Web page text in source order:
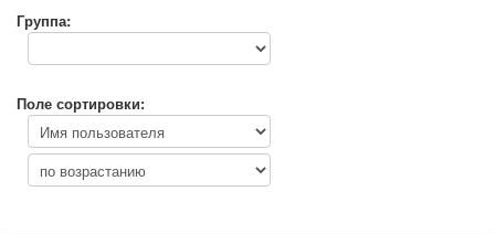
Группа:
Поле сортировки: